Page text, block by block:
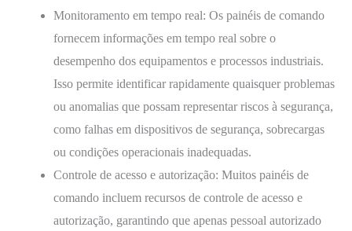
Monitoramento em tempo real: Os painéis de comando
fornecem informações em tempo real sobre o
desempenho dos equipamentos e processos industriais.
Isso permite identificar rapidamente quaisquer problemas
ou anomalias que possam representar riscos à segurança,
como falhas em dispositivos de segurança, sobrecargas
ou condições operacionais inadequadas.
Controle de acesso e autorização: Muitos painéis de
comando incluem recursos de controle de acesso e
autorização, garantindo que apenas pessoal autorizado